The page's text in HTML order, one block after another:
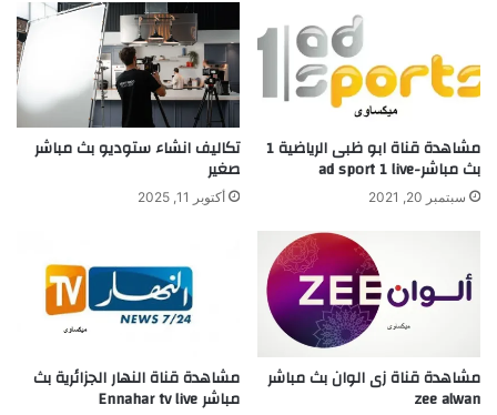
مشاهدة قناة ابو ظبى الرياضية 1
بث مباشر-ad sport 1 live
سبتمبر 20, 2021
تكاليف انشاء ستوديو بث مباشر
صغير
أكتوبر 11, 2025
مشاهدة قناة زى الوان بث مباشر
zee alwan
مشاهدة قناة النهار الجزائرية بث
مباشر Ennahar tv live